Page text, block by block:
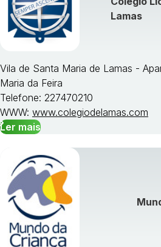
Lamas
Vila de Santa Maria de Lamas -
Maria da Feira
Telefone: 227470210
WWW: www.colegiodelamas.com
Ler mais